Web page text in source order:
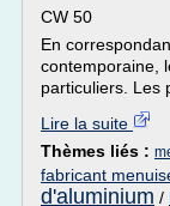
CW 50
En
contemporaine,
particuliers. Les
Lire la suite
Thèmes liés :
fabricant
d'aluminium /